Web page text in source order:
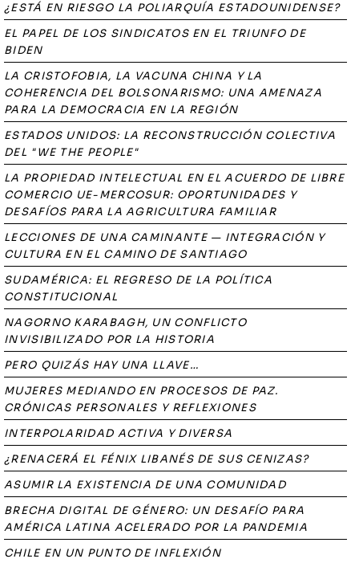
¿ESTÁ EN RIESGO LA POLIARQUÍA ESTADOUNIDENSE?
EL PAPEL DE LOS SINDICATOS EN EL TRIUNFO DE
BIDEN
LA CRISTOFOBIA, LA VACUNA CHINA Y LA
COHERENCIA DEL BOLSONARISMO: UNA AMENAZA
PARA LA DEMOCRACIA EN LA REGIÓN
ESTADOS UNIDOS: LA RECONSTRUCCIÓN COLECTIVA
DEL "WE THE PEOPLE"
LA PROPIEDAD INTELECTUAL EN EL ACUERDO DE LIBRE
COMERCIO UE-MERCOSUR: OPORTUNIDADES Y
DESAFÍOS PARA LA AGRICULTURA FAMILIAR
LECCIONES DE UNA CAMINANTE — INTEGRACIÓN Y
CULTURA EN EL CAMINO DE SANTIAGO
SUDAMÉRICA: EL REGRESO DE LA POLÍTICA
CONSTITUCIONAL
NAGORNO KARABAGH, UN CONFLICTO
INVISIBILIZADO POR LA HISTORIA
PERO QUIZÁS HAY UNA LLAVE…
MUJERES MEDIANDO EN PROCESOS DE PAZ.
CRÓNICAS PERSONALES Y REFLEXIONES
INTERPOLARIDAD ACTIVA Y DIVERSA
¿RENACERÁ EL FÉNIX LIBANÉS DE SUS CENIZAS?
ASUMIR LA EXISTENCIA DE UNA COMUNIDAD
BRECHA DIGITAL DE GÉNERO: UN DESAFÍO PARA
AMÉRICA LATINA ACELERADO POR LA PANDEMIA
CHILE EN UN PUNTO DE INFLEXIÓN